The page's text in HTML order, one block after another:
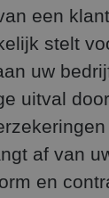
een
stelt
uw
uitval
af van
en